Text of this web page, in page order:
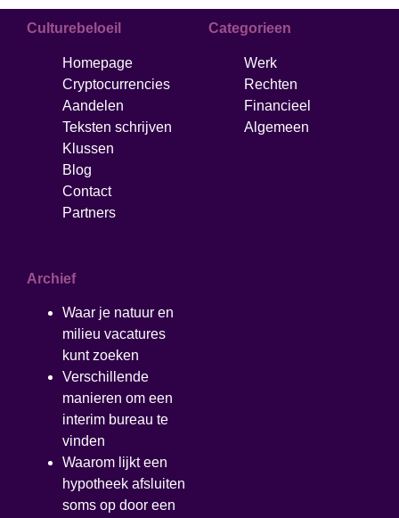
Culturebeloeil
Homepage
Cryptocurrencies
Aandelen
Teksten schrijven
Klussen
Blog
Contact
Partners
Categorieen
Werk
Rechten
Financieel
Algemeen
Archief
Waar je natuur en
milieu vacatures
kunt zoeken
Verschillende
manieren om een
interim bureau te
vinden
Waarom lijkt een
hypotheek afsluiten
soms op door een